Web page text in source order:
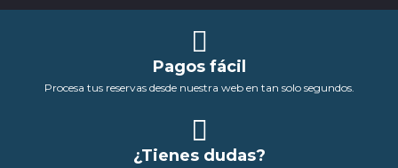
Pagos fácil
Procesa tus reservas desde nuestra web en tan solo segundos.
¿Tienes dudas?